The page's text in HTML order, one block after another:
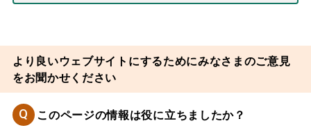
より良いウェブサイトにするためにみなさまのご意見
をお聞かせください
Q このページの情報は役に立ちましたか？